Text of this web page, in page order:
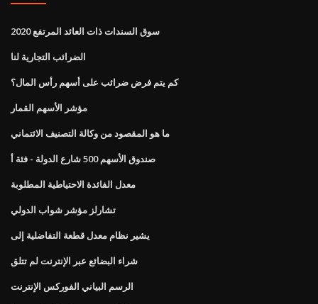
سوق السندات ذات العائد المرتفع 2020
الضرائب التجارية لنا
كم يتم فرض ضرائب على أسهم رأس المال؟
مؤشر الأسهم القمار
ما هو المقصود من وكالة التصنيف الائتماني
صندوق الأسهم 500 شارع الدولة - فئة أ
معدل الفائدة الاحتياطية المطلوبة
تشارلز مؤشر شواب الدولي
يشير نظام معدل قطعة التفاضلية إلى
شراء البضائع عبر الإنترنت لم تتلق
الرسم البياني الفوركس الإنترنت